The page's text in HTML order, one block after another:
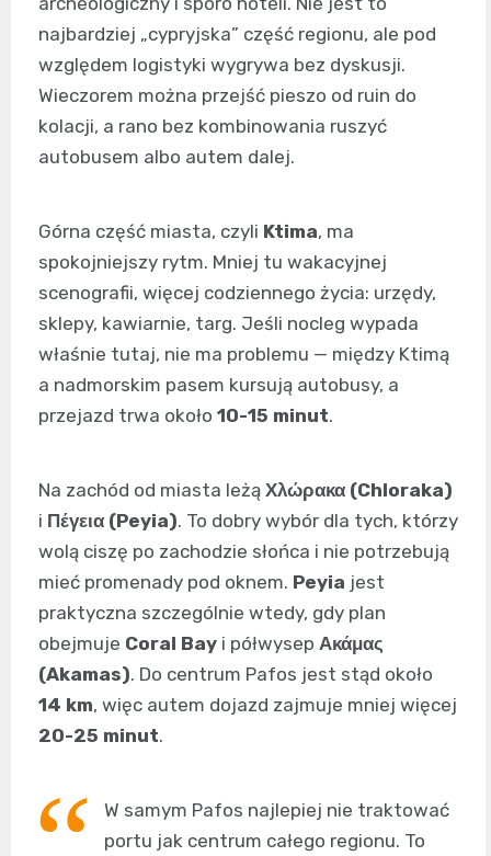
najbardziej „cypryjska” część regionu, ale pod
względem logistyki wygrywa bez dyskusji.
Wieczorem można przejść pieszo od ruin do
kolacji, a rano bez kombinowania ruszyć
autobusem albo autem dalej.
Górna część miasta, czyli Ktima, ma
spokojniejszy rytm. Mniej tu wakacyjnej
scenografii, więcej codziennego życia: urzędy,
sklepy, kawiarnie, targ. Jeśli nocleg wypada
właśnie tutaj, nie ma problemu — między Ktimą
a nadmorskim pasem kursują autobusy, a
przejazd trwa około 10-15 minut.
Na zachód od miasta leżą Χλώρακα (Chloraka)
i Πέγεια (Peyia). To dobry wybór dla tych, którzy
wolą ciszę po zachodzie słońca i nie potrzebują
mieć promenady pod oknem. Peyia jest
praktyczna szczególnie wtedy, gdy plan
obejmuje Coral Bay i półwysep Ακάμας
(Akamas). Do centrum Pafos jest stąd około
14 km, więc autem dojazd zajmuje mniej więcej
20-25 minut.
W samym Pafos najlepiej nie traktować
portu jak centrum całego regionu. To